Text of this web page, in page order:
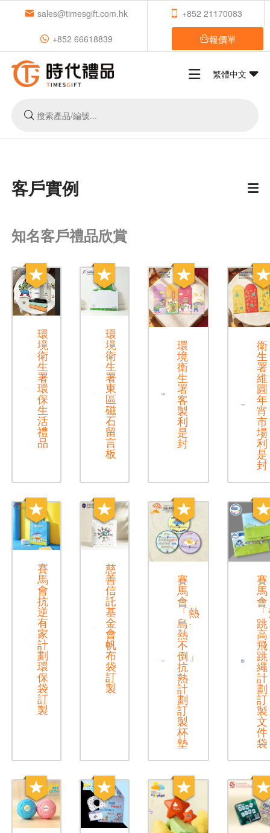
sales@timesgift.com.hk +852 21170083
+852 66618839 報價單
繁體中文
客戶實例
知名客戶禮品欣賞
環
境
衛
生
署
環
保
生
活
禮
品
環
境
衛
生
署
東
區
磁
石
留
言
板
環
境
衛
生
署
客
製
利
是
封
衛
生
署
維
圓
年
宵
市
場
利
是
封
賽
馬
會
抗
逆
有
家
計
劃
環
保
袋
訂
製
慈
善
信
託
基
金
會
帆
布
袋
訂
製
賽
馬
會
「熱
島·
熱
不
倒」
抗
熱
計
劃
訂
製
杯
墊
賽
馬
會
跳
高
跳
繩
計
劃
訂
製
文
件
袋